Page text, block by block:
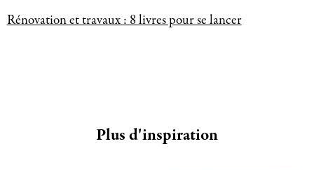
Rénovation et travaux : 8 livres pour se lancer
Plus d'inspiration